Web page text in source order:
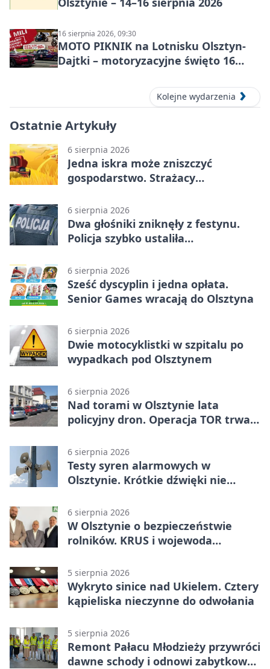
16 sierpnia 2026, 09:30
MOTO PIKNIK na Lotnisku Olsztyn-
Dajtki – motoryzacyjne święto 16
Kolejne wydarzenia
Ostatnie Artykuły
6 sierpnia 2026
Jedna iskra może zniszczyć
gospodarstwo. Strażacy
6 sierpnia 2026
Dwa głośniki zniknęły z festynu.
Policja szybko ustaliła
6 sierpnia 2026
Sześć dyscyplin i jedna opłata.
Senior Games wracają do Olsztyna
6 sierpnia 2026
Dwie motocyklistki w szpitalu po
wypadkach pod Olsztynem
6 sierpnia 2026
Nad torami w Olsztynie lata
policyjny dron. Operacja TOR trwa
6 sierpnia 2026
Testy syren alarmowych w
Olsztynie. Krótkie dźwięki nie
6 sierpnia 2026
W Olsztynie o bezpieczeństwie
rolników. KRUS i wojewoda
5 sierpnia 2026
Wykryto sinice nad Ukielem. Cztery
kąpieliska nieczynne do odwołania
5 sierpnia 2026
Remont Pałacu Młodzieży przywróci
dawne schody i odnowi zabytkowy